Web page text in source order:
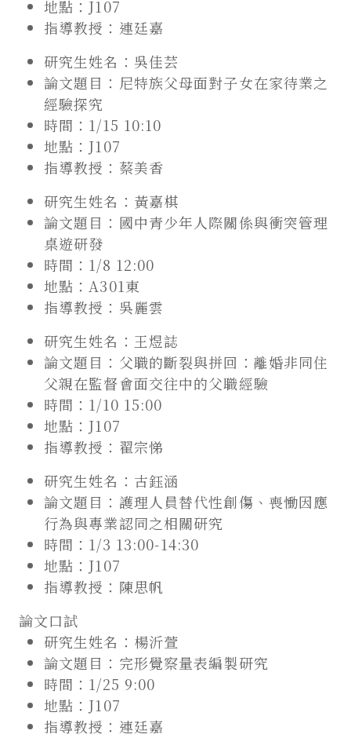
地點：J107
指導教授：連廷嘉
研究生姓名：吳佳芸
論文題目：尼特族父母面對子女在家待業之
經驗探究
時間：1/15 10:10
地點：J107
指導教授：蔡美香
研究生姓名：黃嘉棋
論文題目：國中青少年人際關係與衝突管理
桌遊研發
時間：1/8 12:00
地點：A301東
指導教授：吳麗雲
研究生姓名：王煜誌
論文題目：父職的斷裂與拼回：離婚非同住
父親在監督會面交往中的父職經驗
時間：1/10 15:00
地點：J107
指導教授：翟宗悌
研究生姓名：古鈺涵
論文題目：護理人員替代性創傷、喪慟因應
行為與專業認同之相關研究
時間：1/3 13:00-14:30
地點：J107
指導教授：陳思帆
論文口試
研究生姓名：楊沂萱
論文題目：完形覺察量表編製研究
時間：1/25 9:00
地點：J107
指導教授：連廷嘉